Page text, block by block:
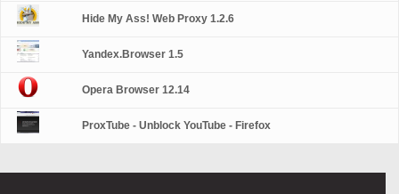
Hide My Ass! Web Proxy 1.2.6
Yandex.Browser 1.5
Opera Browser 12.14
ProxTube - Unblock YouTube - Firefox